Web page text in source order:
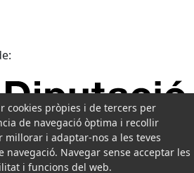
cookies pròpies i de tercers per
de navegació òptima i recollir
millorar i adaptar-nos a les teves
navegació. Navegar sense acceptar les
i funcions del web.